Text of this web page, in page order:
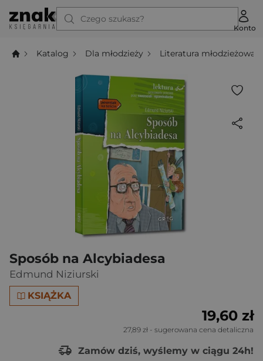
Czego szukasz?
Konto
Katalog Dla młodzieży Literatura młodzieżowa
Sposób na Alcybiadesa
Edmund Niziurski
KSIĄŻKA
19,60 zł
27,89 zł - sugerowana cena detaliczna
Zamów dziś, wyślemy w ciągu 24h!